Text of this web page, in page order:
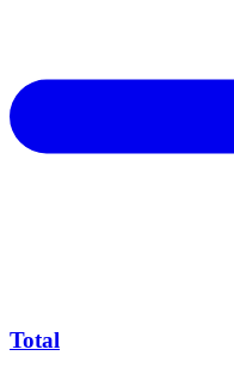
Total